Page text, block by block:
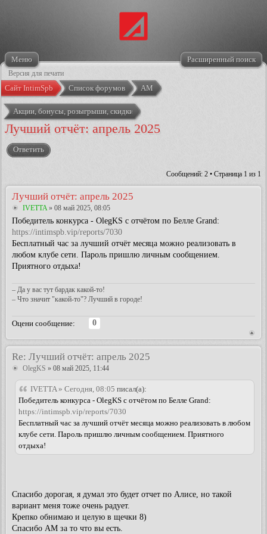
Меню Расширенный поиск
Версия для печати
Сайт IntimSpb Список форумов АМ
Акции, бонусы, розыгрыши, скидки
Лучший отчёт: апрель 2025
Ответить
Сообщений: 2 • Страница 1 из 1
Лучший отчёт: апрель 2025
IVETTA» 08 май 2025, 08:05
Победитель конкурса - OlegKS с отчётом по Белле Grand:
https://intimspb.vip/reports/7030
Бесплатный час за лучший отчёт месяца можно реализовать в
любом клубе сети. Пароль пришлю личным сообщением.
Приятного отдыха!
– Да у вас тут бардак какой-то!
– Что значит "какой-то"? Лучший в городе!
Оцени сообщение:
0
Re: Лучший отчёт: апрель 2025
OlegKS » 08 май 2025, 11:44
IVETTA » Сегодня, 08:05 писал(а):
Победитель конкурса - OlegKS с отчётом по Белле Grand:
https://intimspb.vip/reports/7030
Бесплатный час за лучший отчёт месяца можно реализовать в любом
клубе сети. Пароль пришлю личным сообщением. Приятного
отдыха!
Спасибо дорогая, я думал это будет отчет по Алисе, но такой
вариант меня тоже очень радует.
Крепко обнимаю и целую в щечки 8)
Спасибо АМ за то что вы есть.